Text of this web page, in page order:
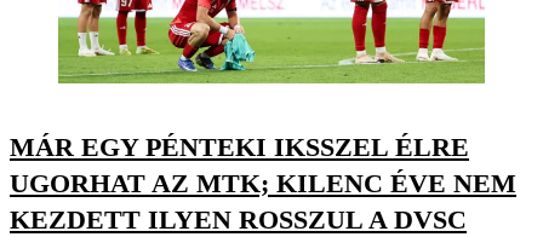
MÁR EGY PÉNTEKI IKSSZEL ÉLRE
UGORHAT AZ MTK; KILENC ÉVE NEM
KEZDETT ILYEN ROSSZUL A DVSC